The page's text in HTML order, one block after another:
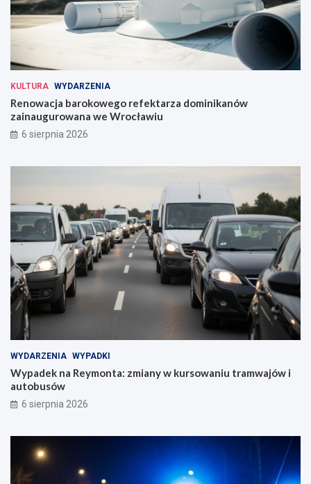
KULTURA WYDARZENIA
Renowacja barokowego refektarza dominikanów
zainaugurowana we Wrocławiu
6 sierpnia 2026
WYDARZENIA WYPADKI
Wypadek na Reymonta: zmiany w kursowaniu tramwajów i
autobusów
6 sierpnia 2026